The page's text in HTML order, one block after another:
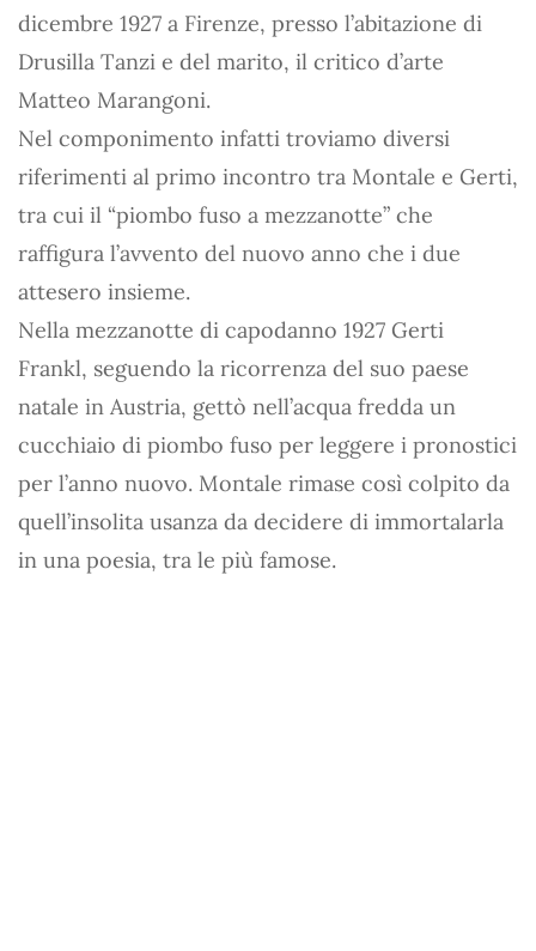
dicembre 1927 a Firenze, presso l’abitazione di
Drusilla Tanzi e del marito, il critico d’arte
Matteo Marangoni.
Nel componimento infatti troviamo diversi
riferimenti al primo incontro tra Montale e Gerti,
tra cui il “piombo fuso a mezzanotte” che
raffigura l’avvento del nuovo anno che i due
attesero insieme.
Nella mezzanotte di capodanno 1927 Gerti
Frankl, seguendo la ricorrenza del suo paese
natale in Austria, gettò nell’acqua fredda un
cucchiaio di piombo fuso per leggere i pronostici
per l’anno nuovo. Montale rimase così colpito da
quell’insolita usanza da decidere di immortalarla
in una poesia, tra le più famose.